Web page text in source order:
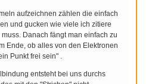
aufzeichnen zählen die einfach
und gucken wie viele ich zitiere
Danach fängt man einfach zu
Ende, ob alles von den Elektronen
Punkt frei sein" .
entsteht bei uns durchs